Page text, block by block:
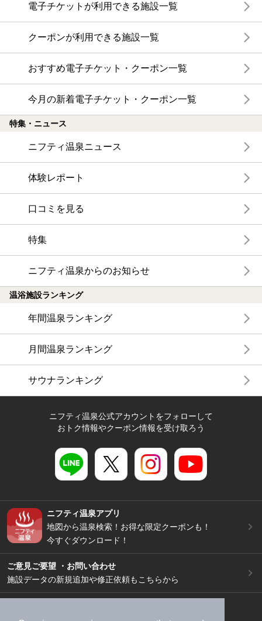
電子チケットが利用できる施設一覧
クーポンが利用できる施設一覧
おすすめ電子チケット・クーポン一覧
今月の新着電子チケット・クーポン一覧
特集・ニュース
ニフティ温泉ニュース
体験レポート
口コミを見る
特集
ニフティ温泉からのお知らせ
温浴施設ランキング
年間温泉ランキング
月間温泉ランキング
サウナランキング
ニフティ温泉公式アカウントをフォローして
おトク情報やクーポン情報を受け取ろう
ニフティ温泉アプリ
地図から温泉検索！お得な限定クーポンも！
今すぐダウンロード！
ご意見ご要望 ・お問い合わせ
施設データの新規追加や修正依頼もこちらから